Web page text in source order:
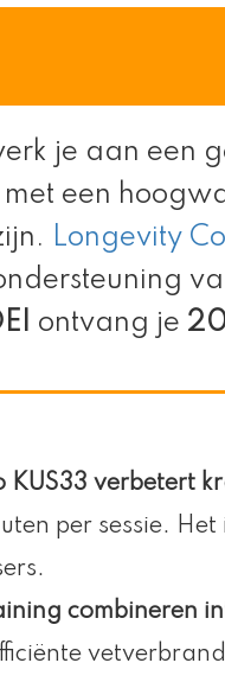
je aan een
een
Longevity
ontvang je
verbetert
per sessie.
combineren